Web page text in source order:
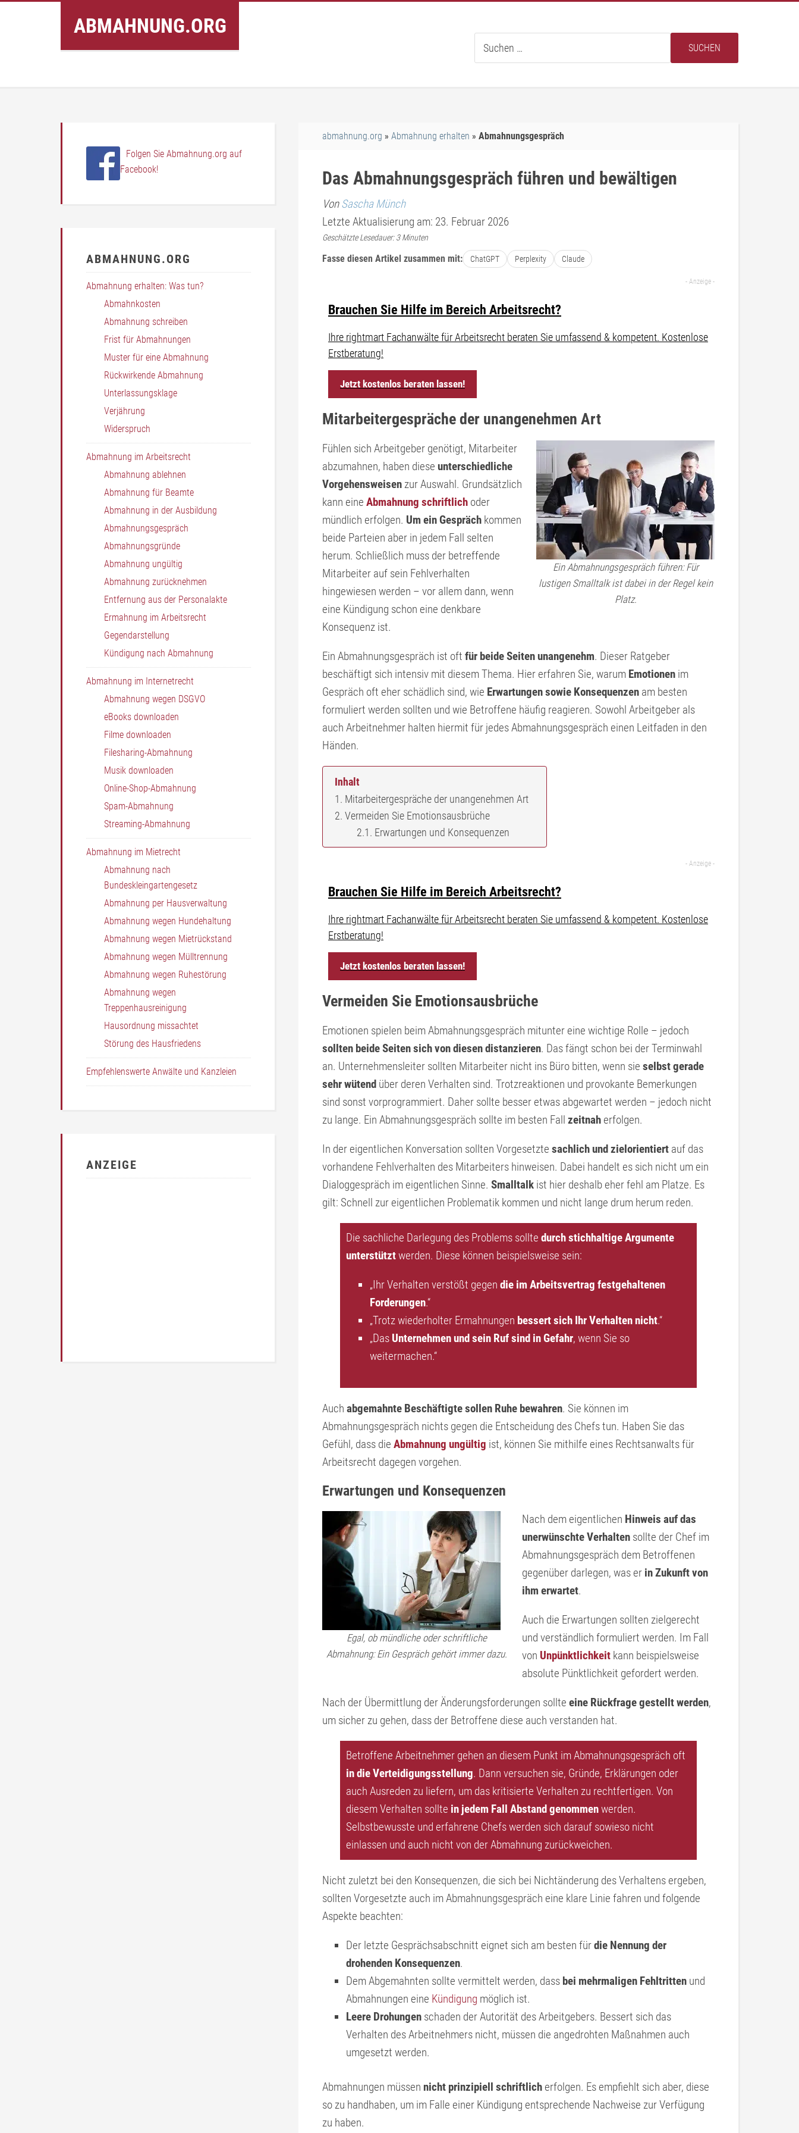
ABMAHNUNG.ORG
Suche
SUCHEN
abmahnung.org Abmahnung erhalten Abmahnungsgespräch
Das Abmahnungsgespräch führen und bewältigen
VonSascha Münch
Letzte Aktualisierung am: 23. Februar 2026
Geschätzte Lesedauer: 3 Minuten
Fasse diesen Artikel zusammen mit: ChatGPT Perplexity Claude
Brauchen Sie Hilfe im Bereich Arbeitsrecht?
Ihre rightmart Fachanwälte für Arbeitsrecht beraten Sie umfassend & kompetent. Kostenlose
Erstberatung!
Jetzt kostenlos beraten lassen!
Mitarbeitergespräche der unangenehmen Art
Ein Abmahnungsgespräch führen: Für
lustigen Smalltalk ist dabei in der Regel kein
Platz.
Fühlen sich Arbeitgeber genötigt, Mitarbeiter
abzumahnen, haben diese unterschiedliche
Vorgehensweisenzur Auswahl. Grundsätzlich
kann eine Abmahnung schriftlich oder
mündlich erfolgen. Um ein Gespräch kommen
beide Parteien aber in jedem Fall selten
herum. Schließlich muss der betreffende
Mitarbeiter auf sein Fehlverhalten
hingewiesen werden – vor allem dann, wenn
eine Kündigung schon eine denkbare
Konsequenz ist.
Ein Abmahnungsgespräch ist oft für beide Seiten unangenehm. Dieser Ratgeber
beschäftigt sich intensiv mit diesem Thema. Hier erfahren Sie, warum Emotionen im
Gespräch oft eher schädlich sind, wie Erwartungen sowie Konsequenzen am besten
formuliert werden sollten und wie Betroffene häufig reagieren. Sowohl Arbeitgeber als
auch Arbeitnehmer halten hiermit für jedes Abmahnungsgespräch einen Leitfaden in den
Händen.
Inhalt
Mitarbeitergespräche der unangenehmen Art
Vermeiden Sie Emotionsausbrüche
Erwartungen und Konsequenzen
Brauchen Sie Hilfe im Bereich Arbeitsrecht?
Ihre rightmart Fachanwälte für Arbeitsrecht beraten Sie umfassend & kompetent. Kostenlose
Erstberatung!
Jetzt kostenlos beraten lassen!
Vermeiden Sie Emotionsausbrüche
Emotionen spielen beim Abmahnungsgespräch mitunter eine wichtige Rolle – jedoch
sollten beide Seiten sich von diesen distanzieren. Das fängt schon bei der Terminwahl
an. Unternehmensleiter sollten Mitarbeiter nicht ins Büro bitten, wenn sie selbst gerade
sehr wütend über deren Verhalten sind. Trotzreaktionen und provokante Bemerkungen
sind sonst vorprogrammiert. Daher sollte besser etwas abgewartet werden – jedoch nicht
zu lange. Ein Abmahnungsgespräch sollte im besten Fall zeitnah erfolgen.
In der eigentlichen Konversation sollten Vorgesetzte sachlich und zielorientiert auf das
vorhandene Fehlverhalten des Mitarbeiters hinweisen. Dabei handelt es sich nicht um ein
Dialoggespräch im eigentlichen Sinne. Smalltalk ist hier deshalb eher fehl am Platze. Es
gilt: Schnell zur eigentlichen Problematik kommen und nicht lange drum herum reden.
Die sachliche Darlegung des Problems sollte durch stichhaltige Argumente
unterstütztwerden. Diese können beispielsweise sein:
„Ihr Verhalten verstößt gegen die im Arbeitsvertrag festgehaltenen
Forderungen.“
„Trotz wiederholter Ermahnungen bessert sich Ihr Verhalten nicht.“
„Das Unternehmen und sein Ruf sind in Gefahr, wenn Sie so
weitermachen.“
Auch abgemahnte Beschäftigte sollen Ruhe bewahren. Sie können im
Abmahnungsgespräch nichts gegen die Entscheidung des Chefs tun. Haben Sie das
Gefühl, dass die Abmahnung ungültig ist, können Sie mithilfe eines Rechtsanwalts für
Arbeitsrecht dagegen vorgehen.
Erwartungen und Konsequenzen
Egal, ob mündliche oder schriftliche
Abmahnung: Ein Gespräch gehört immer dazu.
Nach dem eigentlichen Hinweis auf das
unerwünschte Verhalten sollte der Chef im
Abmahnungsgespräch dem Betroffenen
gegenüber darlegen, was er in Zukunft von
ihm erwartet.
Auch die Erwartungen sollten zielgerecht
und verständlich formuliert werden. Im Fall
von Unpünktlichkeit kann beispielsweise
absolute Pünktlichkeit gefordert werden.
Nach der Übermittlung der Änderungsforderungen sollte eine Rückfrage gestellt werden,
um sicher zu gehen, dass der Betroffene diese auch verstanden hat.
Betroffene Arbeitnehmer gehen an diesem Punkt im Abmahnungsgespräch oft
in die Verteidigungsstellung. Dann versuchen sie, Gründe, Erklärungen oder
auch Ausreden zu liefern, um das kritisierte Verhalten zu rechtfertigen. Von
diesem Verhalten sollte in jedem Fall Abstand genommenwerden.
Selbstbewusste und erfahrene Chefs werden sich darauf sowieso nicht
einlassen und auch nicht von der Abmahnung zurückweichen.
Nicht zuletzt bei den Konsequenzen, die sich bei Nichtänderung des Verhaltens ergeben,
sollten Vorgesetzte auch im Abmahnungsgespräch eine klare Linie fahren und folgende
Aspekte beachten:
Der letzte Gesprächsabschnitt eignet sich am besten fürdie Nennung der
drohenden Konsequenzen.
Dem Abgemahnten sollte vermittelt werden, dass bei mehrmaligen Fehltritten und
Abmahnungen eine Kündigung möglich ist.
Leere Drohungen schaden der Autorität des Arbeitgebers. Bessert sich das
Verhalten des Arbeitnehmers nicht, müssen die angedrohten Maßnahmen auch
umgesetzt werden.
Abmahnungen müssen nicht prinzipiell schriftlich erfolgen. Es empfiehlt sich aber, diese
so zu handhaben, um im Falle einer Kündigung entsprechende Nachweise zur Verfügung
zu haben.
Folgen Sie Abmahnung.org auf
Facebook!
ABMAHNUNG.ORG
Abmahnung erhalten: Was tun?
Abmahnkosten
Abmahnung schreiben
Frist für Abmahnungen
Muster für eine Abmahnung
Rückwirkende Abmahnung
Unterlassungsklage
Verjährung
Widerspruch
Abmahnung im Arbeitsrecht
Abmahnung ablehnen
Abmahnung für Beamte
Abmahnung in der Ausbildung
Abmahnungsgespräch
Abmahnungsgründe
Abmahnung ungültig
Abmahnung zurücknehmen
Entfernung aus der Personalakte
Ermahnung im Arbeitsrecht
Gegendarstellung
Kündigung nach Abmahnung
Abmahnung im Internetrecht
Abmahnung wegen DSGVO
eBooks downloaden
Filme downloaden
Filesharing-Abmahnung
Musik downloaden
Online-Shop-Abmahnung
Spam-Abmahnung
Streaming-Abmahnung
Abmahnung im Mietrecht
Abmahnung nach
Bundeskleingartengesetz
Abmahnung per Hausverwaltung
Abmahnung wegen Hundehaltung
Abmahnung wegen Mietrückstand
Abmahnung wegen Mülltrennung
Abmahnung wegen Ruhestörung
Abmahnung wegen
Treppenhausreinigung
Hausordnung missachtet
Störung des Hausfriedens
Empfehlenswerte Anwälte und Kanzleien
ANZEIGE